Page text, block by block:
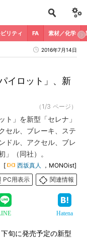
リティ FA 素材／化学
2016年7月14日
イロット」、新
（1/3 ページ）
ト」を新型「セレナ」
セル、ブレーキ、ステ
ドル、アクセル、ブレ
」（同社）。
[ 西坂真人
，MONOist]
PC用表示
関連情報
Hatena
旬に発売予定の新型